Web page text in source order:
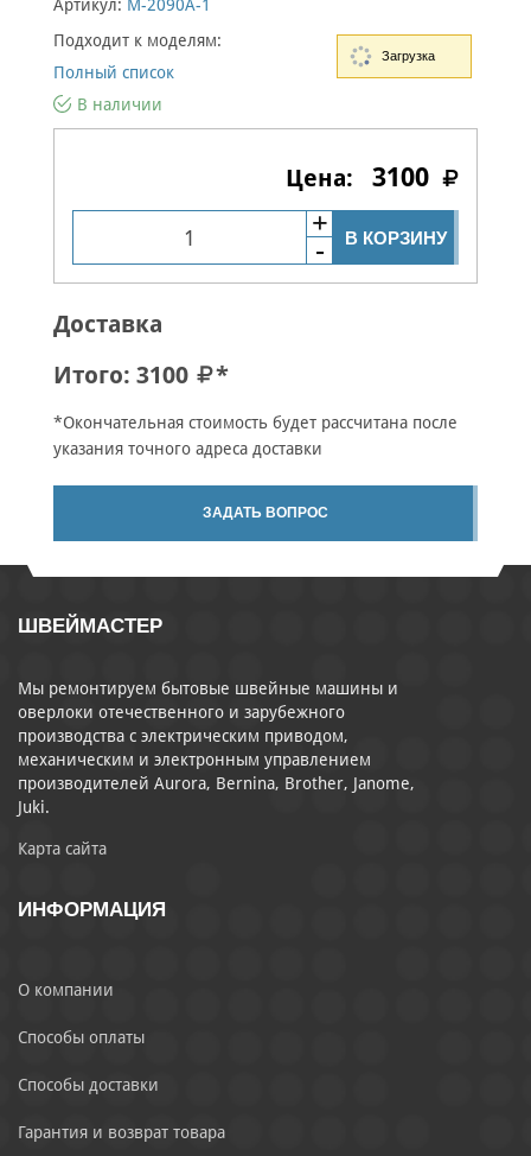
Артикул: M-2090A-1
Подходит к моделям:
Полный список
В наличии
3100
В КОРЗИНУ
Доставка
Итого: 3100 *
*Окончательная стоимость будет рассчитана после
указания точного адреса доставки
ЗАДАТЬ ВОПРОС
ШВЕЙМАСТЕР
Мы ремонтируем бытовые швейные машины и
оверлоки отечественного и зарубежного
производства с электрическим приводом,
механическим и электронным управлением
производителей Aurora, Bernina, Brother, Janome,
Juki.
Карта сайта
ИНФОРМАЦИЯ
О компании
Способы оплаты
Способы доставки
Гарантия и возврат товара
Загрузка